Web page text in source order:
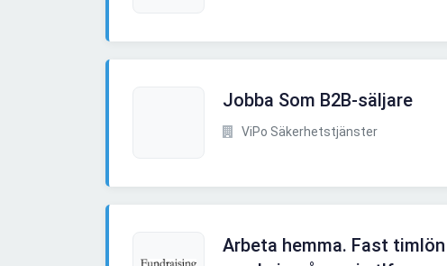
Jobba Som B2B-säljare
ViPo Säkerhetstjänster
Arbeta hemma. Fast